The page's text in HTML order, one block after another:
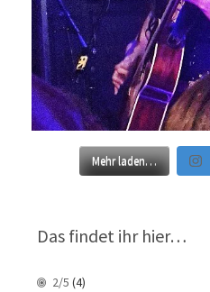
Mehr laden…
Das findet ihr hier…
2/5 (4)